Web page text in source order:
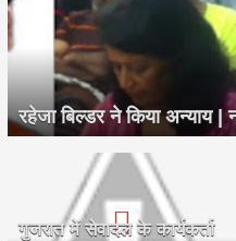
रहेजा बिल्डर ने किया अन्याय |
गुजरात में सेवादल के कार्यकर्ता